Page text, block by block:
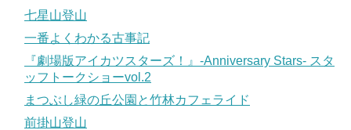
七星山登山
一番よくわかる古事記
『劇場版アイカツスターズ！』-Anniversary Stars- スタ
ッフトークショーvol.2
まつぶし緑の丘公園と竹林カフェライド
前掛山登山